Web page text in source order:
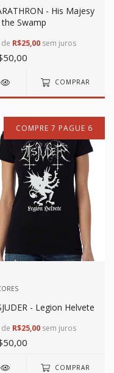
- His Majesy
Swamp
R$25,00 sem juros
COMPRAR
COMPRE 7 PAGUE 6
- Legion Helvete
R$25,00 sem juros
COMPRAR